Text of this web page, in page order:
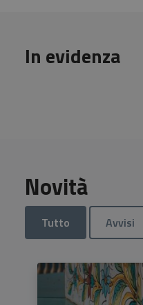
In evidenza
Novità
Tutto Avvisi